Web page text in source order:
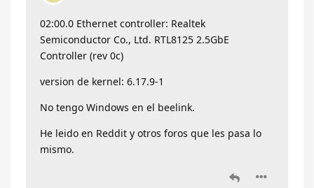
02:00.0 Ethernet controller: Realtek
Semiconductor Co., Ltd. RTL8125 2.5GbE
Controller (rev 0c)
version de kernel: 6.17.9-1
No tengo Windows en el beelink.
He leido en Reddit y otros foros que les pasa lo
mismo.